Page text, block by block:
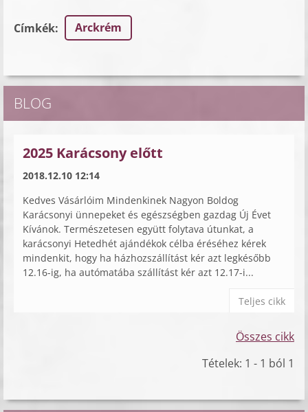
Címkék: Arckrém
BLOG
2025 Karácsony előtt
2018.12.10 12:14
Kedves Vásárlóim Mindenkinek Nagyon Boldog
Karácsonyi ünnepeket és egészségben gazdag Új Évet
Kívánok. Természetesen együtt folytava útunkat, a
karácsonyi Hetedhét ajándékok célba éréséhez kérek
mindenkit, hogy ha házhozszállítást kér azt legkésőbb
12.16-ig, ha autómatába szállítást kér azt 12.17-i...
Teljes cikk
Összes cikk
Tételek: 1 - 1 ból 1